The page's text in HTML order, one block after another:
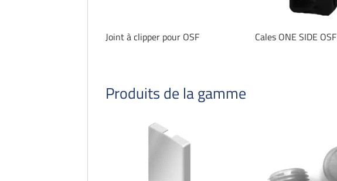
Joint à clipper pour OSF Cales ONE SIDE OSF
Produits de la gamme